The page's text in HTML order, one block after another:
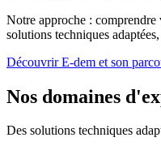
Notre approche : comprendre
solutions techniques
Découvrir E-dem et son
Nos domaines
Des solutions techniques